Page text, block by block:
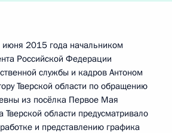
июня 2015 года начальником
Российской Федерации
службы и кадров Антоном
Тверской области по обращению
из посёлка Первое Мая
Тверской области предусматривало
и представлению графика